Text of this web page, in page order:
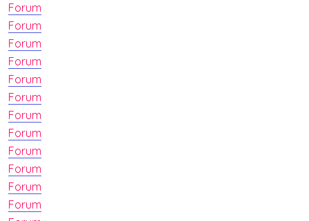
Forum
Forum
Forum
Forum
Forum
Forum
Forum
Forum
Forum
Forum
Forum
Forum